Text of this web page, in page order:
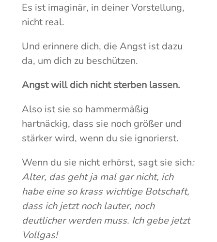
Es ist imaginär, in deiner Vorstellung,
nicht real.
Und erinnere dich, die Angst ist dazu
da, um dich zu beschützen.
Angst will dich nicht sterben lassen.
Also ist sie so hammermäßig
hartnäckig, dass sie noch größer und
stärker wird, wenn du sie ignorierst.
Wenn du sie nicht erhörst, sagt sie sich:
Alter, das geht ja mal gar nicht, ich
habe eine so krass wichtige Botschaft,
dass ich jetzt noch lauter, noch
deutlicher werden muss. Ich gebe jetzt
Vollgas!